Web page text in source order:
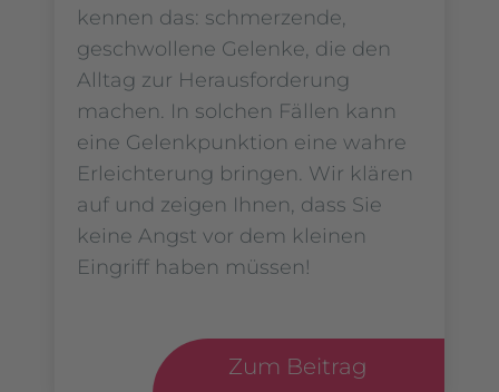
kennen das: schmerzende,
geschwollene Gelenke, die den
Alltag zur Herausforderung
machen. In solchen Fällen kann
eine Gelenkpunktion eine wahre
Erleichterung bringen. Wir klären
auf und zeigen Ihnen, dass Sie
keine Angst vor dem kleinen
Eingriff haben müssen!
Zum Beitrag